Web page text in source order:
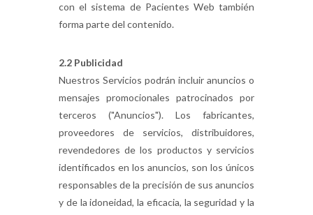
con el sistema de Pacientes Web también
forma parte del contenido.
2.2 Publicidad
Nuestros Servicios podrán incluir anuncios o
mensajes promocionales patrocinados por
terceros ("Anuncios"). Los fabricantes,
proveedores de servicios, distribuidores,
revendedores de los productos y servicios
identificados en los anuncios, son los únicos
responsables de la precisión de sus anuncios
y de la idoneidad, la eficacia, la seguridad y la